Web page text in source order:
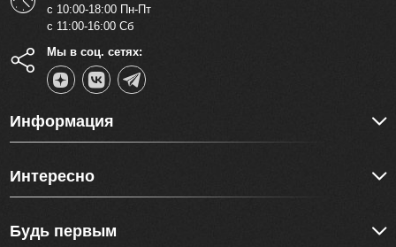
с 10:00-18:00 Пн-Пт
с 11:00-16:00 Сб
Мы в соц. сетях:
Информация
Интересно
Будь первым